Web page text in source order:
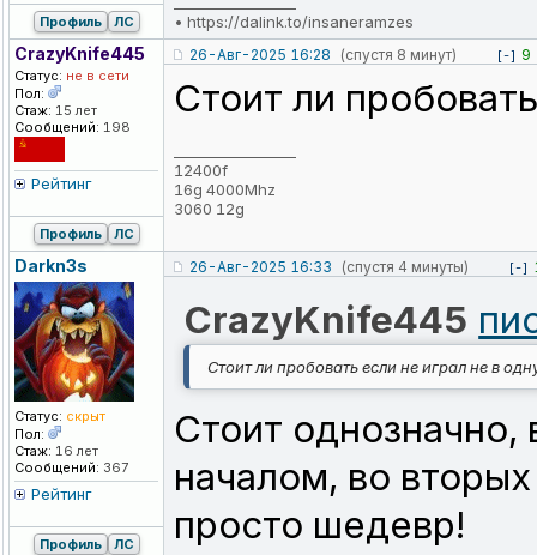
• https://dalink.to/insaneramzes
Профиль ЛС
CrazyKnife445
Статус: не в сети
Пол:
Стаж: 15 лет
Сообщений: 198
Рейтинг
26-Авг-2025 16:28 (спустя 8 минут) [-] 9
Стоит ли
12400f
16g 4000Mhz
3060 12g
Профиль ЛС
Darkn3s
Статус: скрыт
Пол:
Стаж: 16 лет
Сообщений: 367
Рейтинг
26-Авг-2025 16:33 (спустя 4 минуты) [-]
CrazyKnife445
Стоит ли пробовать если не играл не в
Стоит однозначно,
началом, во
просто шедевр!
Профиль ЛС